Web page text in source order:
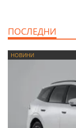
ПОСЛЕДНИ
НОВИНИ